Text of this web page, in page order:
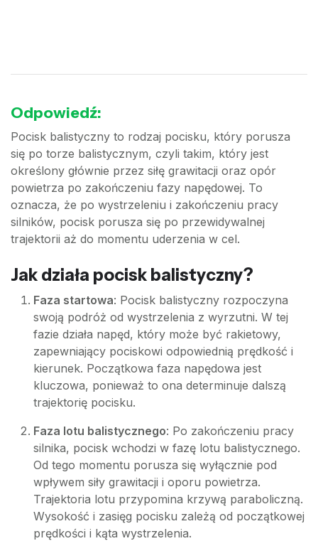
Odpowiedź:
Pocisk balistyczny to rodzaj pocisku, który porusza
się po torze balistycznym, czyli takim, który jest
określony głównie przez siłę grawitacji oraz opór
powietrza po zakończeniu fazy napędowej. To
oznacza, że po wystrzeleniu i zakończeniu pracy
silników, pocisk porusza się po przewidywalnej
trajektorii aż do momentu uderzenia w cel.
Jak działa pocisk balistyczny?
Faza startowa: Pocisk balistyczny rozpoczyna
swoją podróż od wystrzelenia z wyrzutni. W tej
fazie działa napęd, który może być rakietowy,
zapewniający pociskowi odpowiednią prędkość i
kierunek. Początkowa faza napędowa jest
kluczowa, ponieważ to ona determinuje dalszą
trajektorię pocisku.
Faza lotu balistycznego: Po zakończeniu pracy
silnika, pocisk wchodzi w fazę lotu balistycznego.
Od tego momentu porusza się wyłącznie pod
wpływem siły grawitacji i oporu powietrza.
Trajektoria lotu przypomina krzywą paraboliczną.
Wysokość i zasięg pocisku zależą od początkowej
prędkości i kąta wystrzelenia.